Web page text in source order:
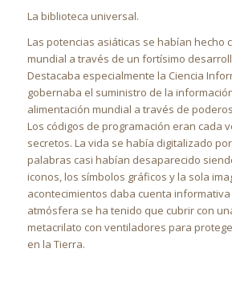
La biblioteca universal.
Las potencias asiáticas se habían hecho
mundial a través de un fortísimo
Destacaba especialmente la Ciencia
gobernaba el suministro de la
alimentación mundial a través de
Los códigos de programación eran cada
secretos. La vida se había digitalizado
palabras casi habían desaparecido
iconos, los símbolos gráficos y la sola
acontecimientos daba cuenta informativa
atmósfera se ha tenido que cubrir con
metacrilato con ventiladores para
en la Tierra.